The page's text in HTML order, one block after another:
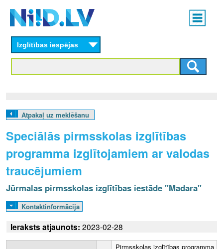
content
Main
menu
L
V
Izglītības iespējas
Atpakaļ uz meklēšanu
Speciālās pirmsskolas izglītības
programma izglītojamiem ar valodas
traucējumiem
Jūrmalas pirmsskolas izglītības iestāde "Madara"
Kontaktinformācija
Ieraksts atjaunots: 2023-02-28
Pirmsskolas izglītības programma